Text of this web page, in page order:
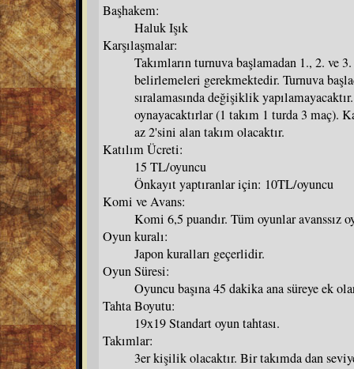
Başhakem:
Haluk Işık
Karşılaşmalar:
Takımların turnuva başlamadan 1., 2. ve
belirlemeleri gerekmektedir. Turnuva
sıralamasında değişiklik
oynayacaktırlar (1 takım 1 turda 3 maç).
az 2'sini alan takım olacaktır.
Katılım Ücreti:
15 TL/oyuncu
Önkayıt yaptıranlar için: 10TL/oyuncu
Komi ve Avans:
Komi 6,5 puandır. Tüm oyunlar avanssız
Oyun kuralı:
Japon kuralları geçerlidir.
Oyun Süresi:
Oyuncu başına 45 dakika ana süreye ek
Tahta Boyutu:
19x19 Standart oyun tahtası.
Takımlar:
3er kişilik olacaktır. Bir takımda dan